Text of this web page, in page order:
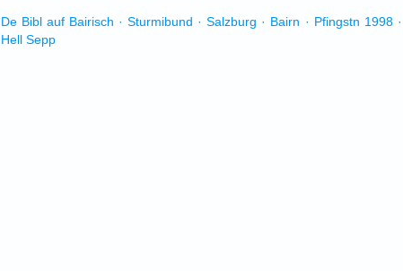
De Bibl auf Bairisch · Sturmibund · Salzburg · Bairn · Pfingstn 1998 ·
Hell Sepp